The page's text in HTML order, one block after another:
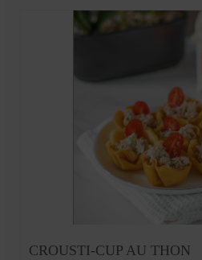
CROUSTI-CUP AU THON